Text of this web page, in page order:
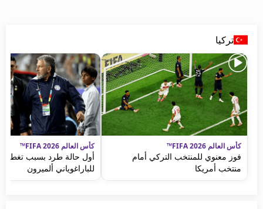
تركيا
كأس العالم FIFA 2026™
فوز معنوي للمنتخب التركي أمام
منتخب أمريكا
كأس العالم FIFA 2026™
أول حالة طرد بسبب تغطية
للباراغوياني ألميرون